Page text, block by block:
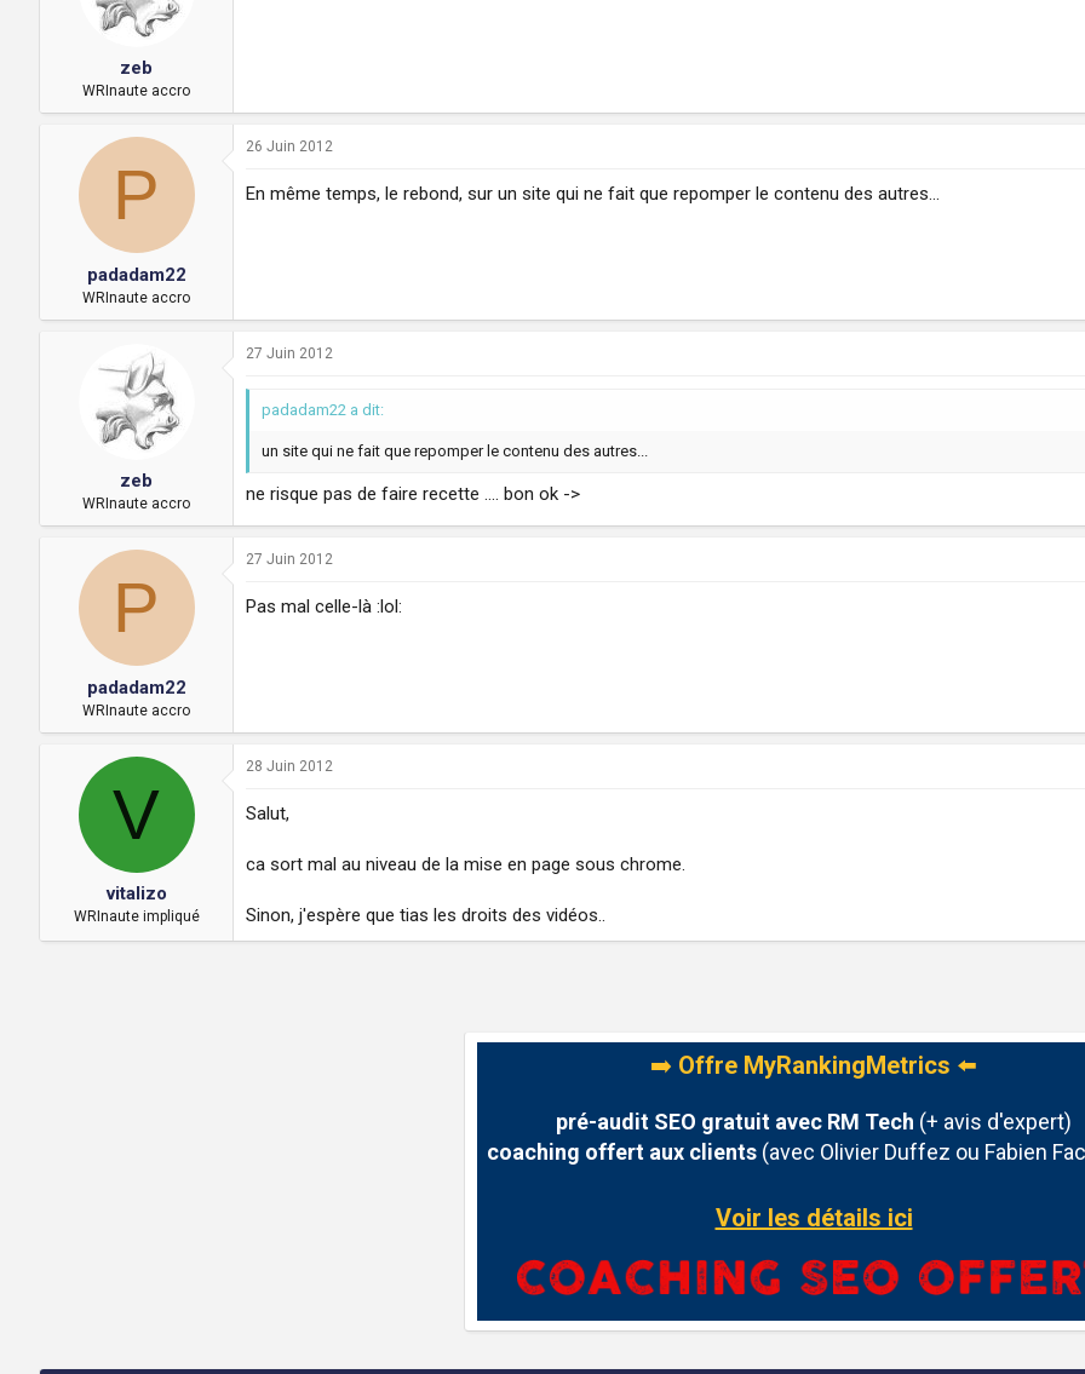
zeb
WRInaute accro
P
padadam22
WRInaute accro
26 Juin 2012
En même temps, le rebond, sur un site qui ne fait que repomper le contenu des autres...
zeb
WRInaute accro
27 Juin 2012
padadam22 a dit:
un site qui ne fait que repomper le contenu des autres...
ne risque pas de faire recette .... bon ok ->
P
padadam22
WRInaute accro
27 Juin 2012
Pas mal celle-là :lol:
V
vitalizo
WRInaute impliqué
28 Juin 2012
Salut,
ca sort mal au niveau de la mise en page sous chrome.
Sinon, j'espère que tias les droits des vidéos..
➡️ Offre MyRankingMetrics ⬅️
pré-audit SEO gratuit avec RM Tech (+ avis d'expert)
coaching offert aux clients(avec Olivier Duffez ou Fabien
Voir les détails ici